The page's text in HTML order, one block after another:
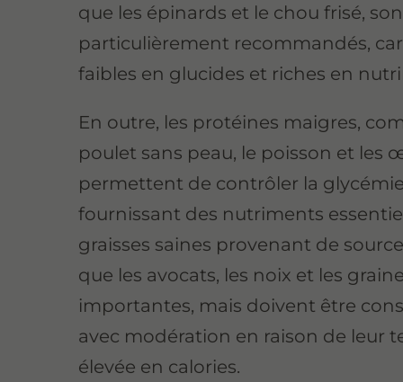
que les épinards et le chou frisé,
particulièrement recommandés,
faibles en glucides et riches en
En outre, les protéines maigres,
poulet sans peau, le poisson et les
permettent de contrôler la
fournissant des nutriments
graisses saines provenant de
que les avocats, les noix et les
importantes, mais doivent être
avec modération en raison de leur
élevée en calories.